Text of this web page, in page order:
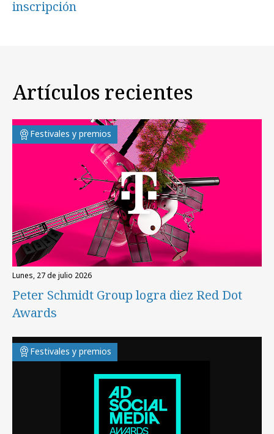
inscripción
Artículos recientes
Festivales y premios
lunes, 27 de julio 2026
Peter Schmidt Group logra diez Red Dot
Awards
Festivales y premios